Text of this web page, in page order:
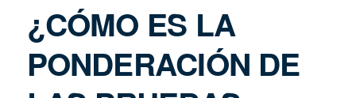
¿CÓMO ES LA
PONDERACIÓN DE